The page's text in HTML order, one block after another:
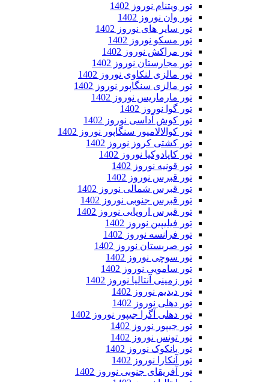
تور ویتنام نوروز 1402
تور وان نوروز 1402
تور سایر های نوروز 1402
تور مسکو نوروز 1402
تور مراکش نوروز 1402
تور مجارستان نوروز 1402
تور مالزی لنکاوی نوروز 1402
تور مالزی سنگاپور نوروز 1402
تور مارماریس نوروز 1402
تور گوا نوروز 1402
تور کوش آداسی نوروز 1402
تور کوالالامپور سنگاپور نوروز 1402
تور کشتی کروز نوروز 1402
تور کاپادوکیا نوروز 1402
تور قونیه نوروز 1402
تور قبرس نوروز 1402
تور قبرس شمالی نوروز 1402
تور قبرس جنوبی نوروز 1402
تور قبرس اروپایی نوروز 1402
تور فیلیپین نوروز 1402
تور فرانسه نوروز 1402
تور صربستان نوروز 1402
تور سوچی نوروز 1402
تور سامویی نوروز 1402
تور زمینی آنتالیا نوروز 1402
تور دیدیم نوروز 1402
تور دهلی نوروز 1402
تور دهلی آگرا جیپور نوروز 1402
تور جیپور نوروز 1402
تور تونس نوروز 1402
تور بانکوک نوروز 1402
تور آنکارا نوروز 1402
تور آفریقای جنوبی نوروز 1402